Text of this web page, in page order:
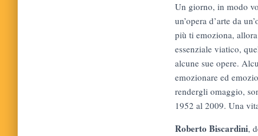
Un giorno, in modo
un’opera d’arte da
più ti emoziona,
essenziale viatico,
alcune sue opere.
emozionare ed
rendergli omaggio,
1952 al 2009. Una
Roberto Biscardini,